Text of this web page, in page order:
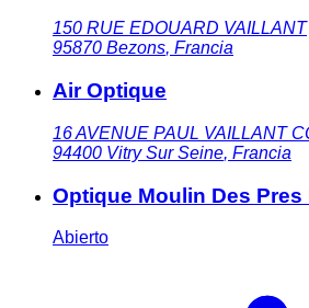
150 RUE EDOUARD VAILLANT
95870 Bezons, Francia
Air Optique
16 AVENUE PAUL VAILLANT
94400 Vitry Sur Seine, Francia
Optique Moulin Des
Abierto